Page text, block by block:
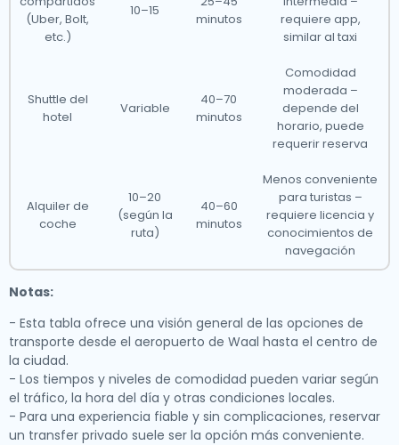
(Uber, Bolt,
etc.)
10–15
minutos
requiere app,
similar al taxi
Shuttle del
hotel
Variable
40–70
minutos
Comodidad
moderada –
depende del
horario, puede
requerir reserva
Alquiler de
coche
10–20
(según la
ruta)
40–60
minutos
Menos conveniente
para turistas –
requiere licencia y
conocimientos de
navegación
Notas:
- Esta tabla ofrece una visión general de las opciones de
transporte desde el aeropuerto de Waal hasta el centro de
la ciudad.
- Los tiempos y niveles de comodidad pueden variar según
el tráfico, la hora del día y otras condiciones locales.
- Para una experiencia fiable y sin complicaciones, reservar
un transfer privado suele ser la opción más conveniente.